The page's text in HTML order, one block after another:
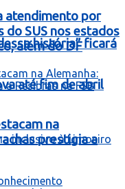
história” ficará
até fim de abril
atendimento por
do SUS nos estados
além do DF
na
prestigia a